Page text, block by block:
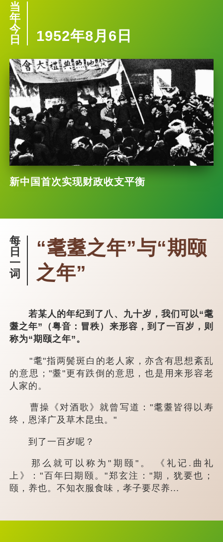
当
年
今
日
1952年8月6日
新中国首次实现财政收支平衡
每
日
一
词
“耄耋之年”与“期颐
之年”
若某人的年纪到了八、九十岁，我们可以“耄
耋之年”（粤音：冒秩）来形容，到了一百岁，则
称为“期颐之年”。
"耄"指两鬓斑白的老人家，亦含有思想紊乱
的意思；"耋"更有跌倒的意思，也是用来形容老
人家的。
曹操《对酒歌》就曾写道："耄耋皆得以寿
终，恩泽广及草木昆虫。"
到了一百岁呢？
那么就可以称为"期颐"。 《礼记.曲礼
上》："百年曰期颐。"郑玄注："期，犹要也；
颐，养也。不知衣服食味，孝子要尽养...